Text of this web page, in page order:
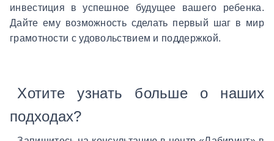
инвестиция в успешное будущее вашего ребенка.
Дайте ему возможность сделать первый шаг в мир
грамотности с удовольствием и поддержкой.
Хотите узнать больше о наших
подходах?